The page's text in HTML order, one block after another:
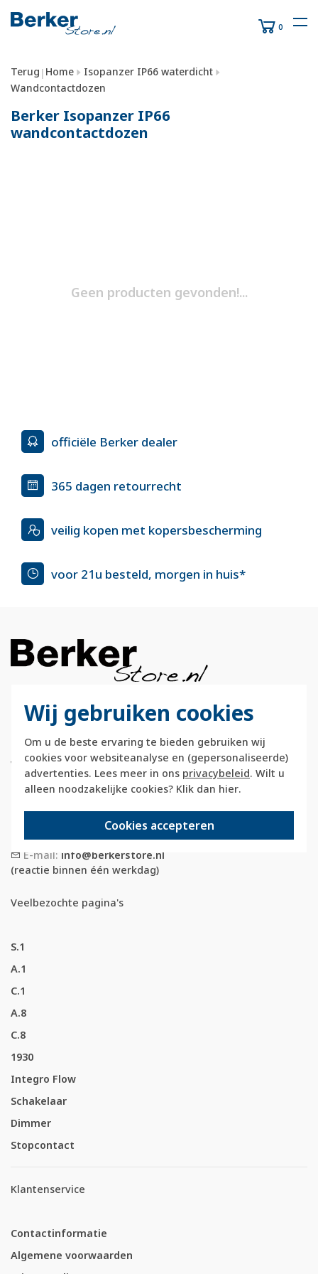
Wij gebruiken cookies
Om u de beste ervaring te bieden gebruiken wij
cookies voor websiteanalyse en (gepersonaliseerde)
advertenties. Lees meer in ons privacybeleid. Wilt u
alleen noodzakelijke cookies? Klik dan hier.
Cookies accepteren
0
Terug | Home
Isopanzer IP66 waterdicht
Wandcontactdozen
Berker Isopanzer IP66
wandcontactdozen
Geen producten gevonden!...
officiële Berker dealer
365 dagen retourrecht
veilig kopen met kopersbescherming
voor 21u besteld, morgen in huis*
Berkerstore.nl is onderdeel van e-Stores
onderdeel van Hager
Vertriebsgesellschaft GmbH & Co. KG.
Telefoon:088 28 29 333
(maandag t/m vrijdag, 09:00 tot 12:00 en
E-mail: info@berkerstore.nl
(reactie binnen één werkdag)
Veelbezochte pagina's
S.1
A.1
C.1
A.8
C.8
1930
Integro Flow
Schakelaar
Dimmer
Stopcontact
Klantenservice
Contactinformatie
Algemene voorwaarden